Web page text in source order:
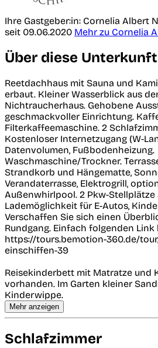
Ihre Gastgeber:in: Cornelia Albert
seit 09.06.2020 Mehr zu Cornelia
Über diese Unterkunft
Reetdachhaus mit Sauna und
erbaut. Kleiner Wasserblick aus
Nichtraucherhaus. Gehobene
geschmackvoller Einrichtung.
Filterkaffeemaschine. 2
Kostenloser Internetzugang (W-
Datenvolumen, Fußbodenheizung.
Waschmaschine/Trockner.
Strandkorb und Hängematte,
Verandaterrasse, Elektrogrill,
Außenwhirlpool. 2 Pkw-Stellplätze
Lademöglichkeit für E-Autos,
Verschaffen Sie sich einen
Rundgang. Einfach folgenden Link
https://tours.bemotion-360.de/
einschiffen-39
Reisekinderbett mit Matratze und
vorhanden. Im Garten kleiner
Kinderwippe.
Mehr anzeigen
Schlafzimmer